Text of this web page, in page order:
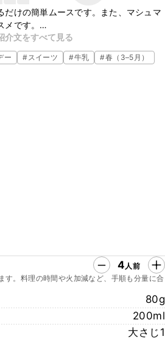
だけの簡単ムースです。また、マシュマ
です。
お好みに合わせてチョコレートやジャム
ますよ。是非おためしくださいね！
介文をすべて見る
ー #スイーツ #牛乳 #春（3–5月）
4人前
す。料理の時間や火加減など、手順も分量に合
80g
200ml
大さじ1